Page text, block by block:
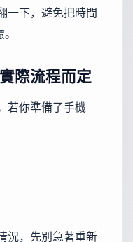
一下，避免把時間
際流程而定
若你準備了手機
況，先別急著重新